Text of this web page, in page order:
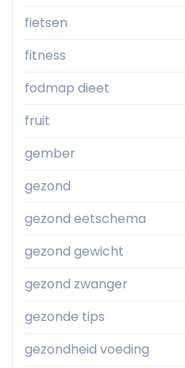
fietsen
fitness
fodmap dieet
fruit
gember
gezond
gezond eetschema
gezond gewicht
gezond zwanger
gezonde tips
gezondheid voeding